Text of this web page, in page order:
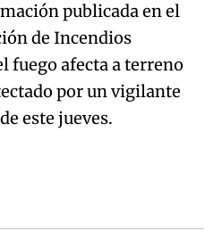
publicada en el
de Incendios
fuego afecta a terreno
por un vigilante
este jueves.